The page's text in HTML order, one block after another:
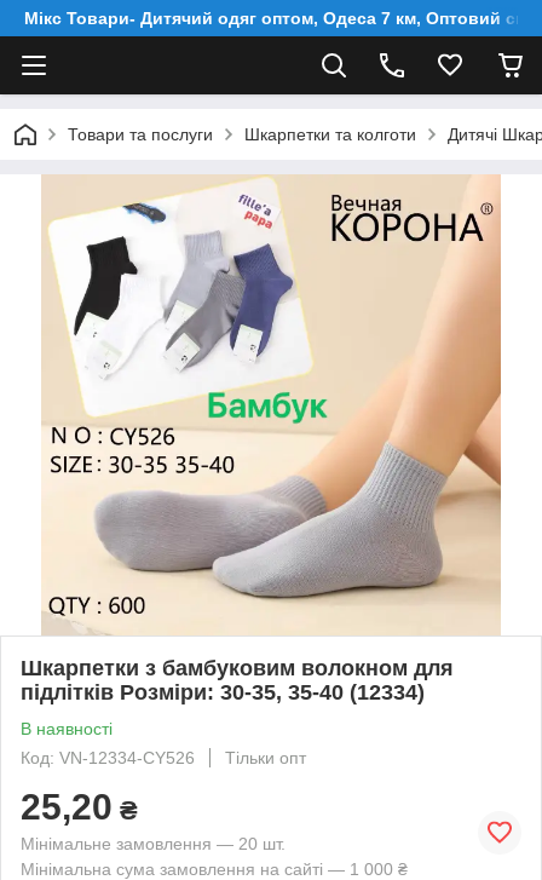
Мікс Товари- Дитячий одяг оптом, Одеса 7 км, Оптовий
Товари та послуги Шкарпетки та колготи Дитячі
Шкарпетки з бамбуковим волокном для
підлітків Розміри: 30-35, 35-40 (12334)
В наявності
Код: VN-12334-CY526
Тільки опт
25,20 ₴
Мінімальне замовлення — 20 шт.
Мінімальна сума замовлення на сайті — 1 000 ₴